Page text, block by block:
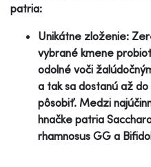
patria:
Unikátne zloženie:
vybrané kmene
odolné voči
a tak sa dostanú až
pôsobiť. Medzi
hnačke patria
rhamnosus GG a